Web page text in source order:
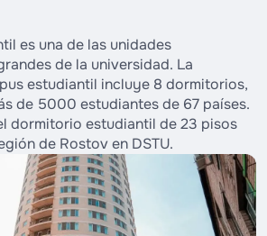
es una de las unidades
de la universidad. La
estudiantil incluye 8 dormitorios,
de 5000 estudiantes de 67 países.
dormitorio estudiantil de 23 pisos
de Rostov en DSTU.